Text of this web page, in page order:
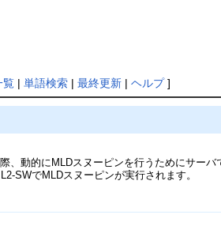
覧| 単語検索| 最終更新| ヘルプ]
、動的にMLDスヌーピンを行うためにサー
SWでMLDスヌーピンが実行されます。